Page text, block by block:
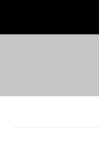
content